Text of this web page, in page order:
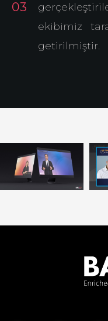
ekibimiz
getirilmiştir.